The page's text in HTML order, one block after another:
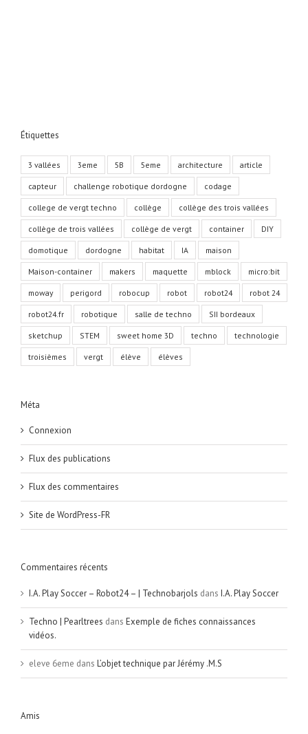
Étiquettes
3 vallées 3eme 5B 5eme architecture article
capteur challenge robotique dordogne codage
college de vergt techno collège collège des trois vallées
collège de trois vallées collège de vergt container DIY
domotique dordogne habitat IA maison
Maison-container makers maquette mblock micro:bit
moway perigord robocup robot robot24 robot 24
robot24.fr robotique salle de techno SII bordeaux
sketchup STEM sweet home 3D techno technologie
troisièmes vergt élève élèves
Méta
Connexion
Flux des publications
Flux des commentaires
Site de WordPress-FR
Commentaires récents
I.A. Play Soccer – Robot24 – | Technobarjols dans I.A. Play Soccer
Techno | Pearltrees dans Exemple de fiches connaissances
vidéos.
eleve 6eme dans L’objet technique par Jérémy .M.S
Amis